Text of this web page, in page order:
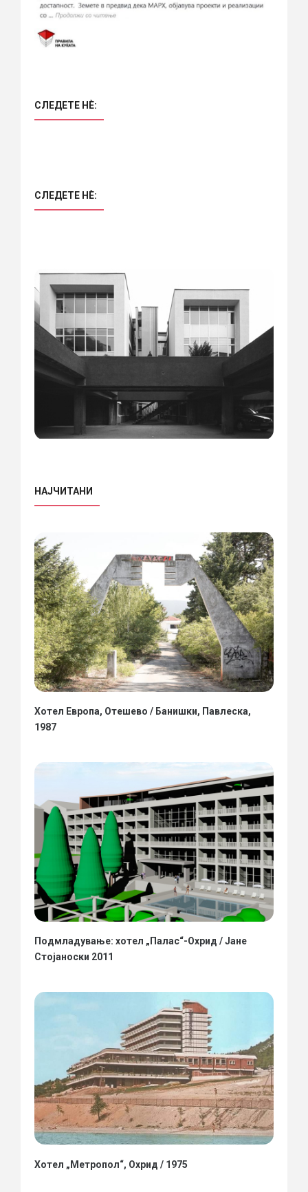
СЛЕДЕТЕ НÈ:
СЛЕДЕТЕ НÈ:
НАЈЧИТАНИ
Хотел Европа, Отешево / Банишки, Павлеска,
1987
Подмладување: хотел „Палас“-Охрид / Јане
Стојаноски 2011
Хотел „Метропол“, Охрид / 1975